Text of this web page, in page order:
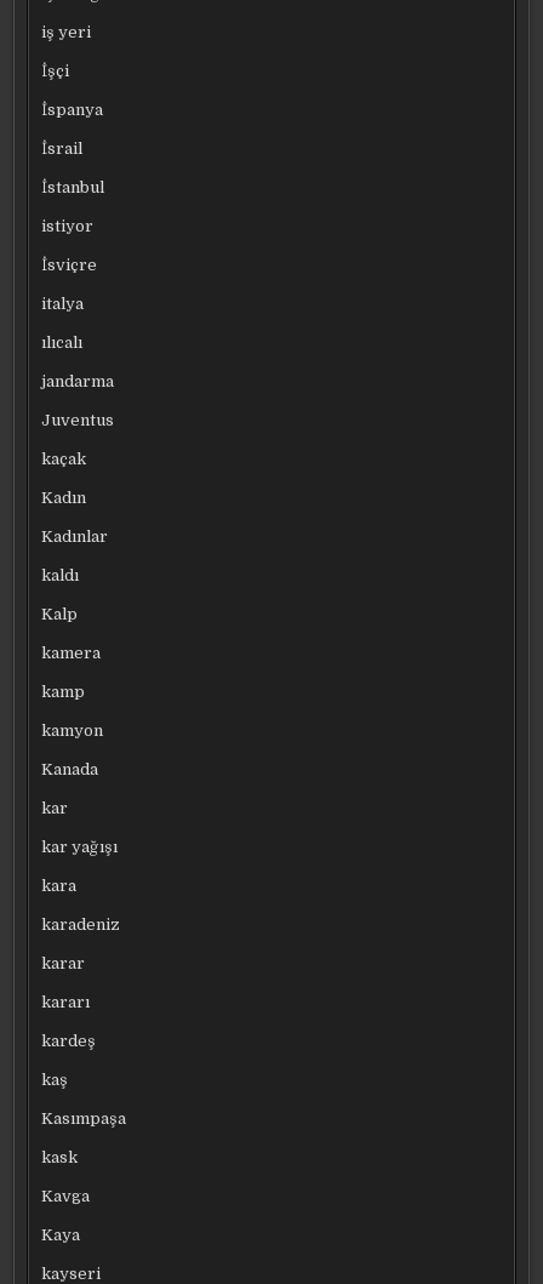
iş yeri
İşçi
İspanya
İsrail
İstanbul
istiyor
İsviçre
italya
ılıcalı
jandarma
Juventus
kaçak
Kadın
Kadınlar
kaldı
Kalp
kamera
kamp
kamyon
Kanada
kar
kar yağışı
kara
karadeniz
karar
kararı
kardeş
kaş
Kasımpaşa
kask
Kavga
Kaya
kayseri